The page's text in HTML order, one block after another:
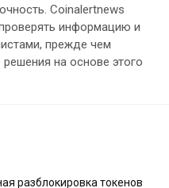
Coinalertnews
информацию и
прежде чем
на основе этого
разблокировка токенов